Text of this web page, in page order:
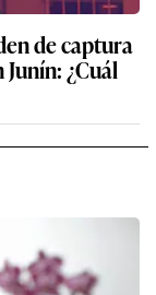
de captura
¿Cuál